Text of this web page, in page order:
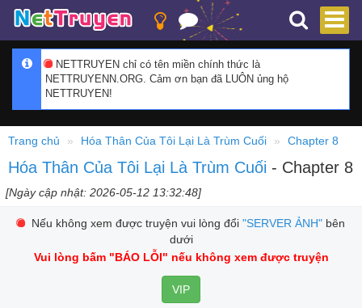
NETTRUYEN chỉ có tên miền chính thức là
NETTRUYENN.ORG. Cảm ơn bạn đã LUÔN ủng hộ
NETTRUYEN!
Trang chủ Hóa Thân Của Tôi Lại Là Trùm Cuối Chapter 8
Hóa Thân Của Tôi Lại Là Trùm Cuối - Chapter 8
[Ngày cập nhật: 2026-05-12 13:32:48]
Nếu không xem được truyện vui lòng đổi "SERVER ẢNH"bên
dưới
Vui lòng bấm "BÁO LỖI" nếu không xem được truyện
VIP